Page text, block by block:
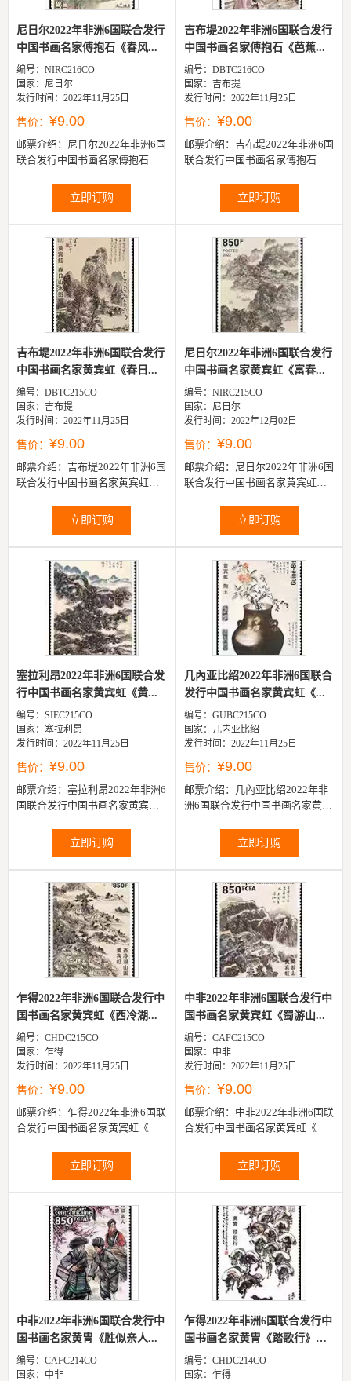
尼日尔2022年非洲6国联合发行
中国书画名家傅抱石《春风...
编号：NIRC216CO
国家：尼日尔
发行时间：2022年11月25日
售价： ¥9.00
邮票介绍： 尼日尔2022年非洲6国
联合发行中国书画名家傅抱石
立即订购
吉布堤2022年非洲6国联合发行
中国书画名家傅抱石《芭蕉...
编号：DBTC216CO
国家：吉布提
发行时间：2022年11月25日
售价： ¥9.00
邮票介绍： 吉布堤2022年非洲6国
联合发行中国书画名家傅抱石
立即订购
吉布堤2022年非洲6国联合发行
中国书画名家黄宾虹《春日...
编号：DBTC215CO
国家：吉布提
发行时间：2022年11月25日
售价： ¥9.00
邮票介绍： 吉布堤2022年非洲6国
联合发行中国书画名家黄宾虹
立即订购
尼日尔2022年非洲6国联合发行
中国书画名家黄宾虹《富春...
编号：NIRC215CO
国家：尼日尔
发行时间：2022年12月02日
售价： ¥9.00
邮票介绍： 尼日尔2022年非洲6国
联合发行中国书画名家黄宾虹
立即订购
塞拉利昂2022年非洲6国联合发
行中国书画名家黄宾虹《黄...
编号：SIEC215CO
国家：塞拉利昂
发行时间：2022年11月25日
售价： ¥9.00
邮票介绍： 塞拉利昂2022年非洲6
国联合发行中国书画名家黄宾虹
立即订购
几內亚比绍2022年非洲6国联合
发行中国书画名家黄宾虹《...
编号：GUBC215CO
国家：几内亚比绍
发行时间：2022年11月25日
售价： ¥9.00
邮票介绍：
几內亚比绍2022年非
洲6国联合发行中国书画名家黄宾
立即订购
乍得2022年非洲6国联合发行中
国书画名家黄宾虹《西冷湖...
编号：CHDC215CO
国家：乍得
发行时间：2022年11月25日
售价： ¥9.00
邮票介绍： 乍得2022年非洲6国联
合发行中国书画名家黄宾虹《西
立即订购
中非2022年非洲6国联合发行中
国书画名家黄宾虹《蜀游山...
编号：CAFC215CO
国家：中非
发行时间：2022年11月25日
售价： ¥9.00
邮票介绍： 中非2022年非洲6国联
合发行中国书画名家黄宾虹《蜀
立即订购
中非2022年非洲6国联合发行中
国书画名家黄冑《胜似亲人...
编号：CAFC214CO
国家：中非
乍得2022年非洲6国联合发行中
国书画名家黄冑《踏歌行》
邮...
编号：CHDC214CO
国家：乍得